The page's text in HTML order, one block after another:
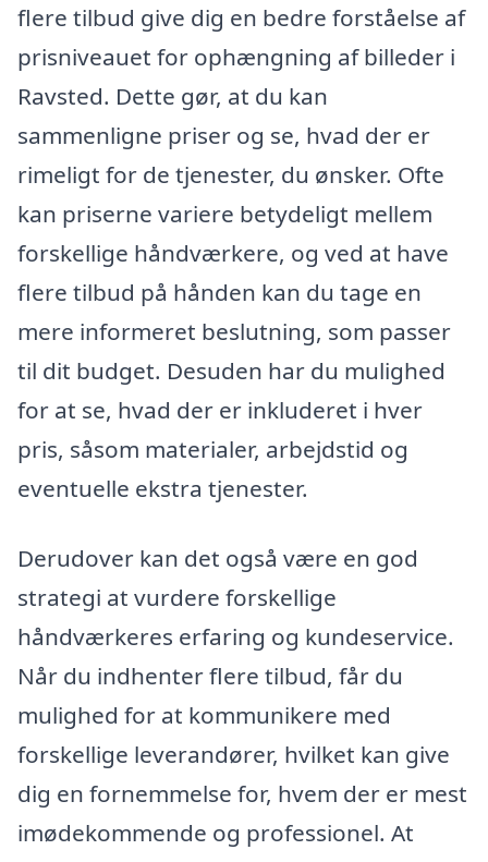
flere tilbud give dig en bedre forståelse af
prisniveauet for ophængning af billeder i
Ravsted. Dette gør, at du kan
sammenligne priser og se, hvad der er
rimeligt for de tjenester, du ønsker. Ofte
kan priserne variere betydeligt mellem
forskellige håndværkere, og ved at have
flere tilbud på hånden kan du tage en
mere informeret beslutning, som passer
til dit budget. Desuden har du mulighed
for at se, hvad der er inkluderet i hver
pris, såsom materialer, arbejdstid og
eventuelle ekstra tjenester.
Derudover kan det også være en god
strategi at vurdere forskellige
håndværkeres erfaring og kundeservice.
Når du indhenter flere tilbud, får du
mulighed for at kommunikere med
forskellige leverandører, hvilket kan give
dig en fornemmelse for, hvem der er mest
imødekommende og professionel. At